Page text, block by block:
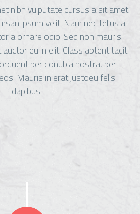
nibh vulputate cursus a sit amet
ipsum velit. Nam nec tellus a
a ornare odio. Sed non mauris
eu in elit. Class aptent taciti
per conubia nostra, per
Mauris in erat justoeu felis
dapibus.